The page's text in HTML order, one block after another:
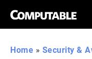
Home » Security &